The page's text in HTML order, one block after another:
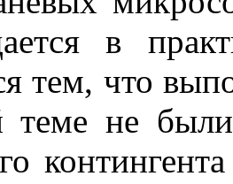
в
тем, что
теме не